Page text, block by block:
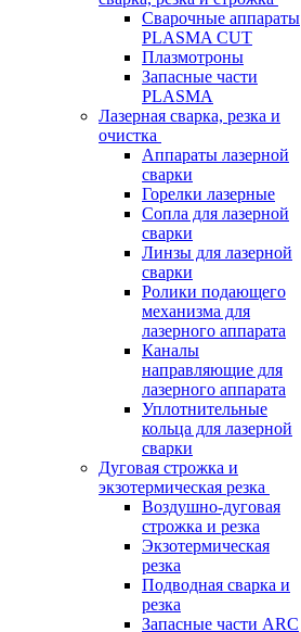
Сварочные аппараты
PLASMA CUT
Плазмотроны
Запасные части
PLASMA
Лазерная сварка, резка и
очистка
Аппараты лазерной
сварки
Горелки лазерные
Сопла для лазерной
сварки
Линзы для лазерной
сварки
Ролики подающего
механизма для
лазерного аппарата
Каналы
направляющие для
лазерного аппарата
Уплотнительные
кольца для лазерной
сварки
Дуговая строжка и
экзотермическая резка
Воздушно-дуговая
строжка и резка
Экзотермическая
резка
Подводная сварка и
резка
Запасные части ARC